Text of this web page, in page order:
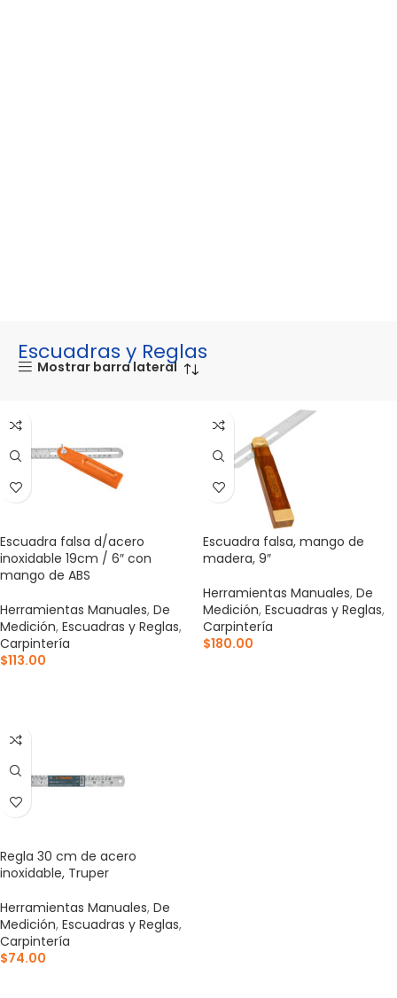
Escuadras y Reglas
Mostrar barra lateral
Escuadra falsa d/acero
inoxidable 19cm / 6″ con
mango de ABS
Herramientas Manuales, De
Medición, Escuadras y Reglas,
Carpintería
$113.00
Escuadra falsa, mango de
madera, 9″
Herramientas Manuales, De
Medición, Escuadras y Reglas,
Carpintería
$180.00
Regla 30 cm de acero
inoxidable, Truper
Herramientas Manuales, De
Medición, Escuadras y Reglas,
Carpintería
$74.00